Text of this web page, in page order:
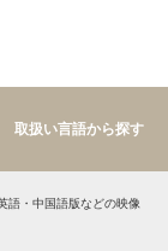
取扱い言語から探す
語・中国語版などの映像